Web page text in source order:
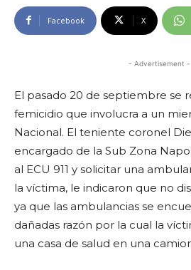
Facebook X
- Advertisement -
El pasado 20 de septiembre se
femicidio que involucra a un
Nacional. El teniente coronel
encargado de la Sub Zona
al ECU 911 y solicitar una
la víctima, le indicaron que no
ya que las ambulancias se
dañadas razón por la cual la
una casa de salud en una